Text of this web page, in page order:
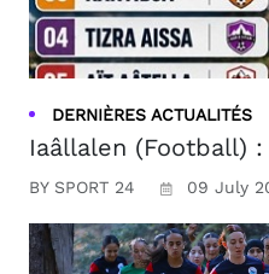
DERNIÈRES ACTUALITÉS
Iaâllalen (Football)
BY SPORT 24 09 July